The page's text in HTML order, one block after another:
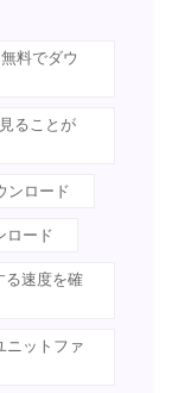
料でダウ
ることが
ンロード
ロード
る速度を確
ニットファ